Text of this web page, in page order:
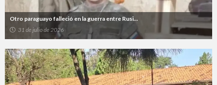
Otro paraguayo falleció en la guerra entre Rusi...
31 de julio de 2026